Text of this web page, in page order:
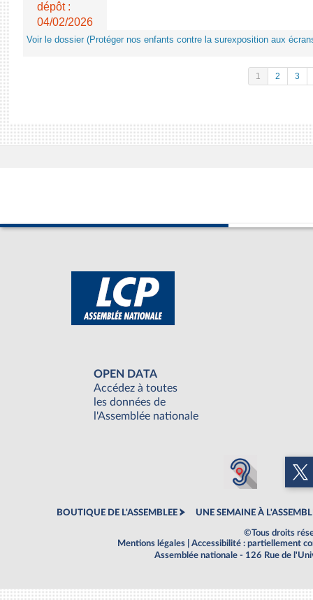
dépôt :
04/02/2026
Voir le dossier (Protéger nos enfants contre la surexposition aux
1 2 3
OPEN DATA
Accédez à toutes
les données de
l'Assemblée nationale
BOUTIQUE DE L'ASSEMBLEE UNE SEMAINE À
©Tous droits
Mentions légales
Accessibilité : partiellement
Assemblée nationale - 126 Rue de